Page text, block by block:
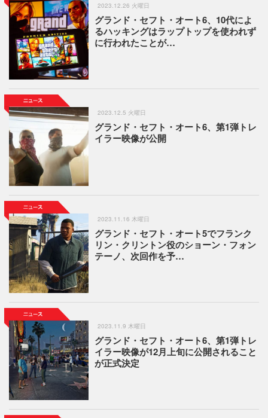
2023.12.26 火曜日
グランド・セフト・オート6、10代によ
るハッキングはラップトップを使われず
に行われたことが…
2023.12.5 火曜日
グランド・セフト・オート6、第1弾トレ
イラー映像が公開
2023.11.16 木曜日
グランド・セフト・オート5でフランク
リン・クリントン役のショーン・フォン
テーノ、次回作を予…
2023.11.9 木曜日
グランド・セフト・オート6、第1弾トレ
イラー映像が12月上旬に公開されること
が正式決定